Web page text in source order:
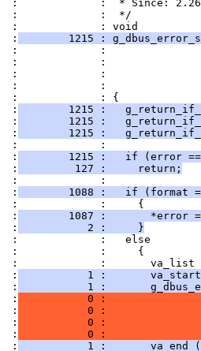
:             :  * Since: 2.26
:             :  */
:             : void
:
1215 :
:             :
:             :
:             :
:             :
:             : {
:
1215 :
:
1215 :
:
1215 :
:             :
:
1215 :   if (error
:
         127 :     return;
:             :
:
1088 :   if (format
:             :     {
:
1087 :       *error
:
           2 :     }
:             :   else
:             :     {
:             :       va_list
:
1 :
:
1 :
:
0 :
:
0 :
:
0 :
:
0 :
:
1 :       va_end